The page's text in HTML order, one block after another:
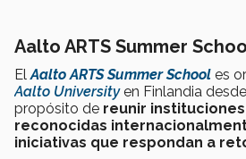
Aalto ARTS Summer
El Aalto ARTS Summer School es
Aalto Universityen Finlandia
propósito de reunir
reconocidas
iniciativas que respondan a